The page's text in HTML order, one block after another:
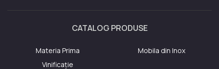
CATALOG PRODUSE
Materia Prima
Mobila din Inox
Vinificație